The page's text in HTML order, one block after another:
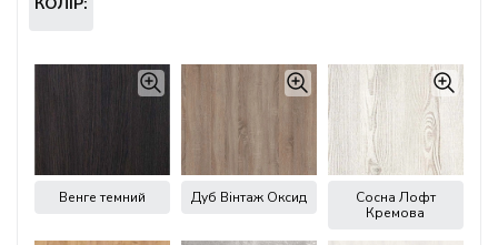
Венге темний Дуб Вінтаж Оксид
Сосна Лофт
Кремова